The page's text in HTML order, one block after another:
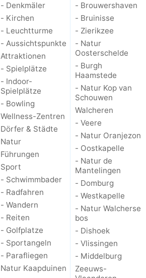
- Denkmäler
- Kirchen
- Leuchtturme
- Aussichtspunkte
Attraktionen
- Spielplätze
- Indoor-
Spielplätze
- Bowling
Wellness-Zentren
Dörfer & Städte
Natur
Führungen
Sport
- Schwimmbader
- Radfahren
- Wandern
- Reiten
- Golfplatze
- Sportangeln
- Parafliegen
Natur Kaapduinen
- Brouwershaven
- Bruinisse
- Zierikzee
- Natur
Oosterschelde
- Burgh
Haamstede
- Natur Kop van
Schouwen
Walcheren
- Veere
- Natur Oranjezon
- Oostkapelle
- Natur de
Mantelingen
- Domburg
- Westkapelle
- Natur Walcherse
bos
- Dishoek
- Vlissingen
- Middelburg
Zeeuws-